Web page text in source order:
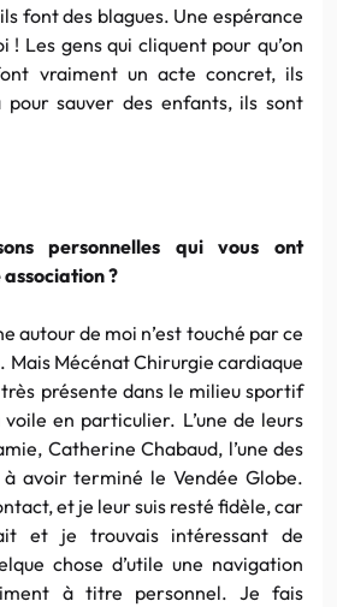
font des blagues. Une espérance
! Les gens qui cliquent pour qu’on
vraiment un acte concret, ils
pour sauver des enfants, ils sont
personnelles qui vous ont
?
autour de moi n’est touché par ce
Mais Mécénat Chirurgie cardiaque
présente dans le milieu sportif
en particulier. L’une de leurs
Catherine Chabaud, l’une des
à avoir terminé leVendée Globe.
et je leur suis resté fidèle, car
et je trouvais intéressant de
chose d’utile une navigation
à titre personnel. Je fais